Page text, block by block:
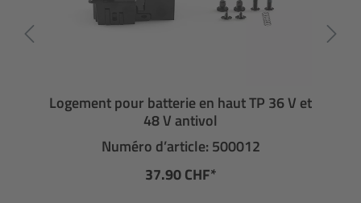
Logement pour batterie en haut TP 36 V et
48 V antivol
Numéro d’article: 500012
37.90 CHF*